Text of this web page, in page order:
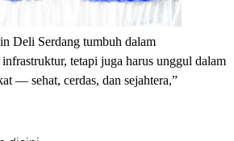
Deli Serdang tumbuh dalam
tetapi juga harus unggul dalam
— sehat, cerdas, dan sejahtera,”